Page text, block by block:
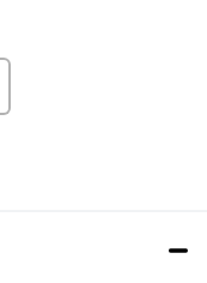
ระบุตำแหน่งGNSS